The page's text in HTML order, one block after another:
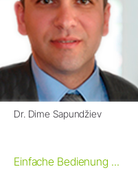
Dr. Dime Sapundžiev
Einfache Bedienung ...